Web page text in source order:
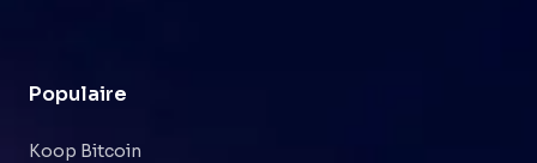
Populaire
Koop Bitcoin